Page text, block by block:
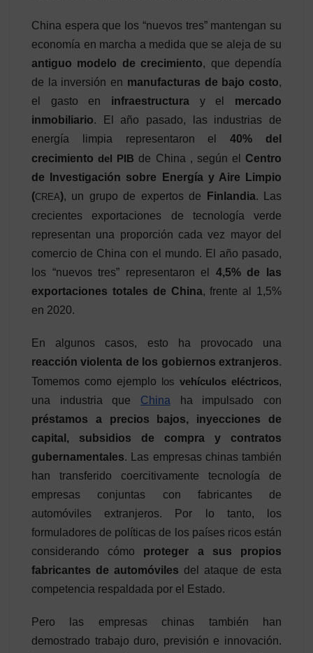
China espera que los “nuevos tres” mantengan su
economía en marcha a medida que se aleja de su
antiguo modelo de crecimiento, que dependía
de la inversión en manufacturas de bajo costo,
el gasto en infraestructura y el mercado
inmobiliario. El año pasado, las industrias de
energía limpia representaron el40% del
crecimiento del PIB de China , según el Centro
de Investigación sobre Energía y Aire Limpio
(CREA), un grupo de expertos de Finlandia. Las
crecientes exportaciones de tecnología verde
representan una proporción cada vez mayor del
comercio de China con el mundo. El año pasado,
los “nuevos tres” representaron el 4,5% de las
exportaciones totales de China, frente al 1,5%
en 2020.
En algunos casos, esto ha provocado una
reacción violenta de los gobiernos extranjeros.
Tomemos como ejemplo losvehículos eléctricos,
una industria que China ha impulsado con
préstamos a precios bajos, inyecciones de
capital, subsidios de compra y contratos
gubernamentales. Las empresas chinas también
han transferido coercitivamente tecnología de
empresas conjuntas con fabricantes de
automóviles extranjeros. Por lo tanto, los
formuladores de políticas de los países ricos están
considerando cómo proteger a sus propios
fabricantes de automóviles del ataque de esta
competencia respaldada por el Estado.
Pero las empresas chinas también han
demostrado trabajo duro, previsión e innovación.